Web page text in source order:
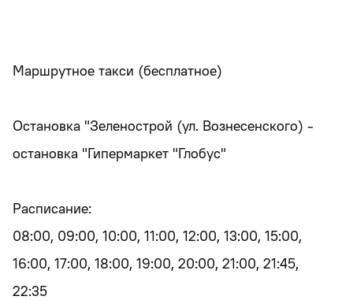
Маршрутное такси (бесплатное)
Остановка "Зеленострой (ул. Вознесенского) -
остановка "Гипермаркет "Глобус"
Расписание:
08:00, 09:00, 10:00, 11:00, 12:00, 13:00, 15:00,
16:00, 17:00, 18:00, 19:00, 20:00, 21:00, 21:45,
22:35